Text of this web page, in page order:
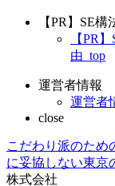
【PR】SE
【PR
由_top
運営者情報
運営者
close
こだわり派のため
に妥協しない東京
株式会社